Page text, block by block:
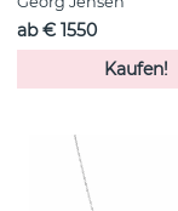
ab € 1550
Kaufen!